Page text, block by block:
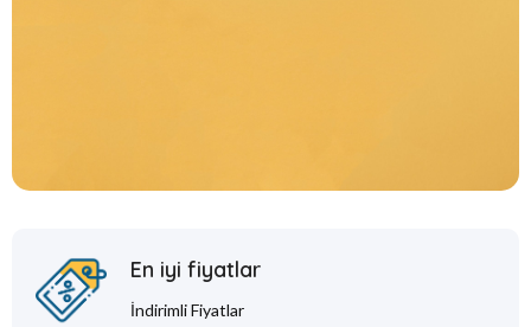
En iyi fiyatlar
İndirimli Fiyatlar